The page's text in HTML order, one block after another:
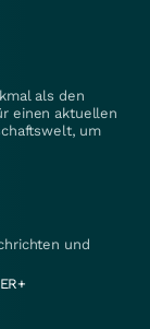
als den
einen aktuellen
um
und